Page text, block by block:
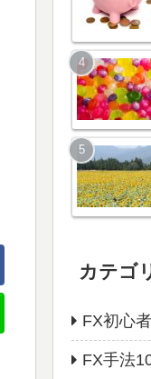
カテゴ
FX初心
FX手法